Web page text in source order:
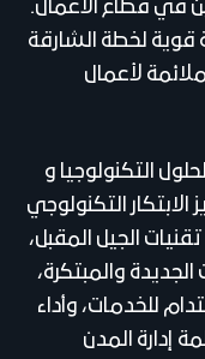
في قطاع الأعمال.
قوية لخطة الشارقة
لأعمال
التكنولوجيا و
التكنولوجي
الجيل المقبل،
والمبتكرة،
للخدمات، وأداء
إدارة المدن